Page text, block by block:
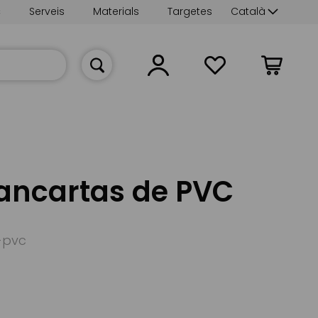
Language
Català
Targetes
Materials
Serveis
La meva
de PVC